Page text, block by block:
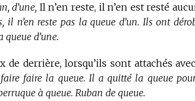
d’une, Il n’en reste, il n’en est resté
n’en reste pas la queue d’un. Ils ont
queue d’une.
de derrière, lorsqu’ils sont attachés
faire faire la queue. Il a quitté la queue
à queue. Ruban de queue.